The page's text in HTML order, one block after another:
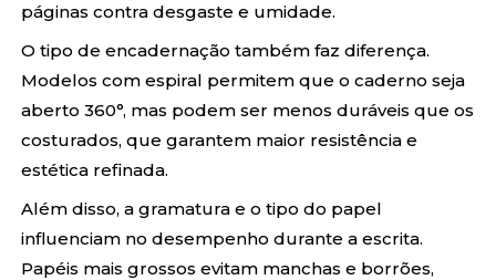
páginas contra desgaste e umidade.
O tipo de encadernação também faz diferença.
Modelos com espiral permitem que o caderno seja
aberto 360°, mas podem ser menos duráveis que os
costurados, que garantem maior resistência e
estética refinada.
Além disso, a gramatura e o tipo do papel
influenciam no desempenho durante a escrita.
Papéis mais grossos evitam manchas e borrões,